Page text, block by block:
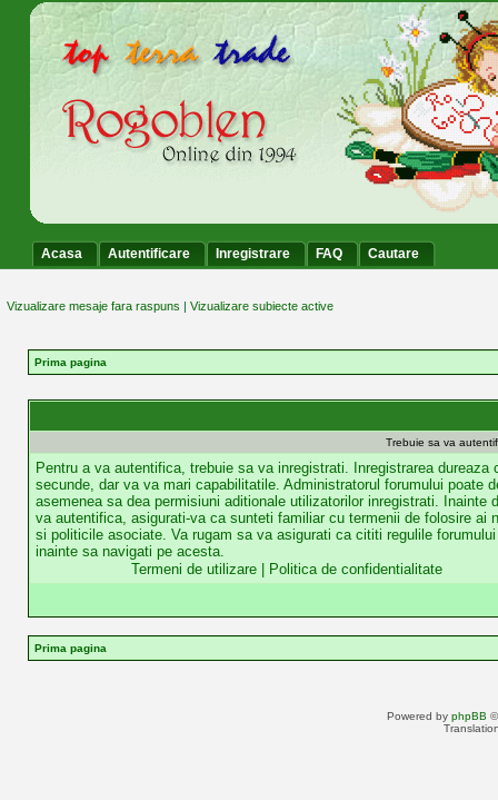
Acasa Autentificare Inregistrare FAQ Cautare
Vizualizare mesaje fara raspuns | Vizualizare subiecte active
Prima pagina
Trebuie sa va
Pentru a va autentifica, trebuie sa va inregistrati. Inregistrarea dureaza
secunde, dar va va mari capabilitatile. Administratorul forumului poate
asemenea sa dea permisiuni aditionale utilizatorilor inregistrati. Inainte
va autentifica, asigurati-va ca sunteti familiar cu termenii de folosire ai
si politicile asociate. Va rugam sa va asigurati ca cititi regulile forumului
inainte sa navigati pe acesta.
Termeni de utilizare
Politica de confidentialitate
Prima pagina
Powered by phpBB